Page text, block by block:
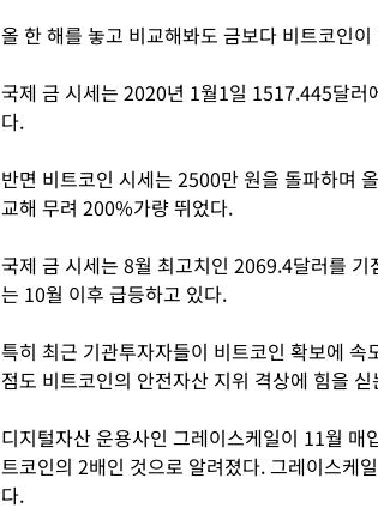
올 한 해를 놓고 비교해봐도 금보다 비트코인
국제 금 시세는 2020년 1월1일 1517.445달
다.
반면 비트코인 시세는 2500만 원을 돌파하며
교해 무려 200%가량 뛰었다.
국제 금 시세는 8월 최고치인 2069.4달러를
는 10월 이후 급등하고 있다.
특히 최근 기관투자자들이 비트코인 확보에
점도 비트코인의 안전자산 지위 격상에 힘을 싣
디지털자산 운용사인 그레이스케일이 11월
트코인의 2배인 것으로 알려졌다. 그레이스케
다.